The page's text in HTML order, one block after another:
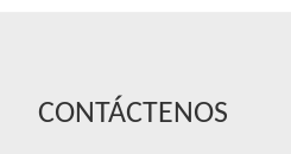
CONTÁCTENOS